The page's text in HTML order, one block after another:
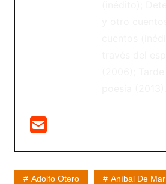
Adolfo Otero Aníbal De Mar